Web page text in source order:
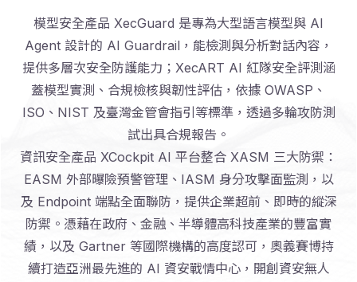
模型安全產品 XecGuard 是專為大型語言模型與 AI
Agent 設計的 AI Guardrail，能檢測與分析對話內容，
提供多層次安全防護能力；XecART AI 紅隊安全評測涵
蓋模型實測、合規檢核與韌性評估，依據 OWASP、
ISO、NIST 及臺灣金管會指引等標準，透過多輪攻防測
試出具合規報告。
資訊安全產品 XCockpit AI 平台整合 XASM 三大防禦：
EASM 外部曝險預警管理、IASM 身分攻擊面監測，以
及 Endpoint 端點全面聯防，提供企業超前、即時的縱深
防禦。憑藉在政府、金融、半導體高科技產業的豐富實
績，以及 Gartner 等國際機構的高度認可，奧義賽博持
續打造亞洲最先進的 AI 資安戰情中心，開創資安無人